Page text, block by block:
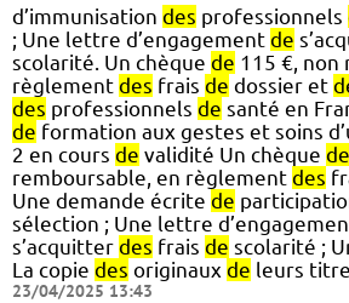
d’immunisation des professionnels
; Une lettre d’engagement de
scolarité. Un chèque de 115 €, non
règlement des frais de dossier et
des professionnels de santé en
de formation aux gestes et soins
2 en cours de validité Un chèque de
remboursable, en règlement des
Une demande écrite de
sélection ; Une lettre
s’acquitter des frais de scolarité ;
La copie des originaux de leurs
23/04/2025 13:43